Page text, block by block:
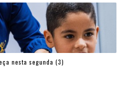
nesta segunda (3)